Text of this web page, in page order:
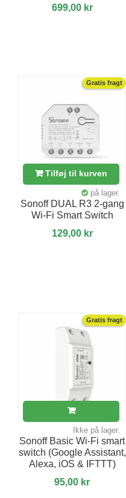
699,00 kr
Gratis fragt
Tilføj til kurven
på lager.
Sonoff DUAL R3 2-gang
Wi-Fi Smart Switch
129,00 kr
Gratis fragt
Ikke på lager.
Sonoff Basic Wi-Fi smart
switch (Google Assistant,
Alexa, iOS & IFTTT)
95,00 kr